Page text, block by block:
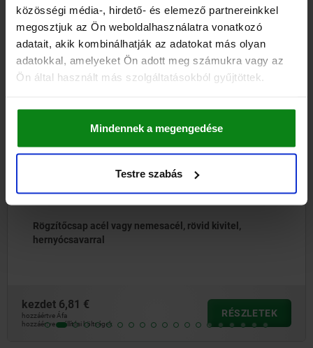
közösségi média-, hirdető- és elemező partnereinkkel
megosztjuk az Ön weboldalhasználatra vonatkozó
adatait, akik kombinálhatják az adatokat más olyan
adatokkal, amelyeket Ön adott meg számukra vagy az
Ön által használt más szolgáltatásokból gyűjtöttek.
Mindennek a megengedése
Testre szabás
LETÖLTÉSEK
Más vásárlók is vásároltak
ÚJ
rövid kivitel,
03092
Rögzítőcsapok,
kezdet
hozzáértve Áfa
hozzáértve szállítási költségek